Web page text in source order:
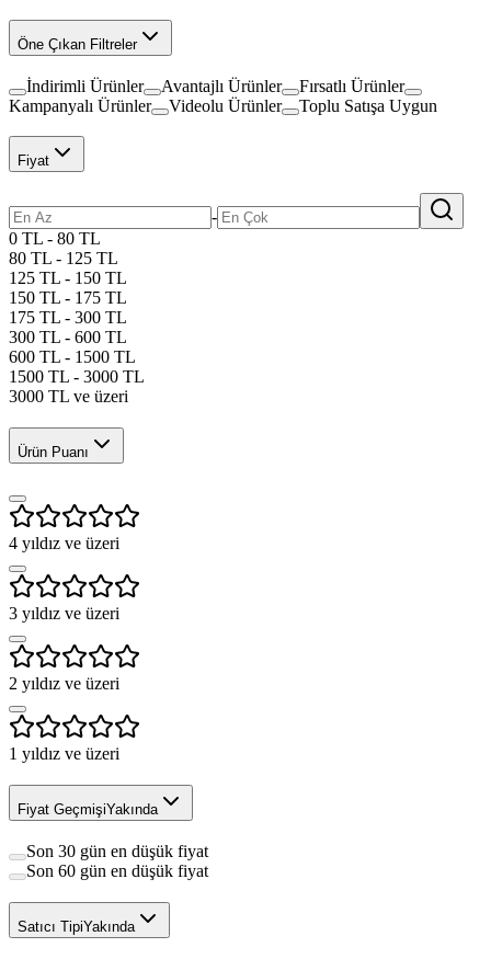
Öne Çıkan Filtreler
İndirimli Ürünler Avantajlı Ürünler
Fırsatlı Ürünler
Kampanyalı Ürünler
Videolu Ürünler Toplu Satışa Uygun
Fiyat
-
0 TL - 80 TL
80 TL - 125 TL
125 TL - 150 TL
150 TL - 175 TL
175 TL - 300 TL
300 TL - 600 TL
600 TL - 1500 TL
1500 TL - 3000 TL
3000 TL ve üzeri
Ürün Puanı
4 yıldız ve üzeri
3 yıldız ve üzeri
2 yıldız ve üzeri
1 yıldız ve üzeri
Fiyat GeçmişiYakında
Son 30 gün en düşük fiyat
Son 60 gün en düşük fiyat
Satıcı TipiYakında